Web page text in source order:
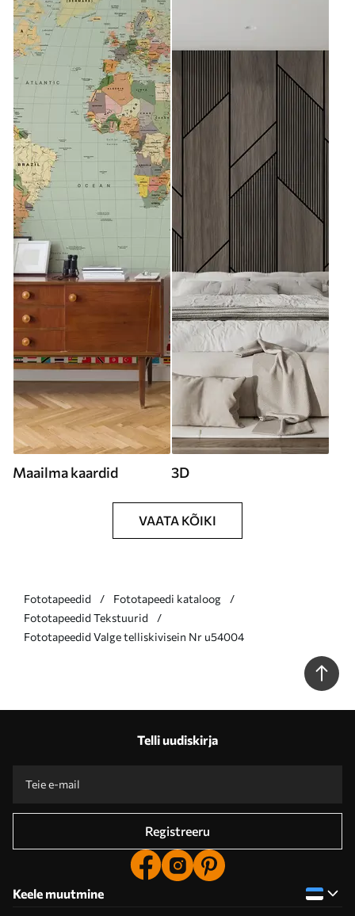
Maailma kaardid 3D
VAATA KÕIKI
Fototapeedid
Fototapeedi kataloog
Fototapeedid Tekstuurid
Fototapeedid Valge telliskivisein Nr u54004
Telli uudiskirja
Registreeru
Keele muutmine